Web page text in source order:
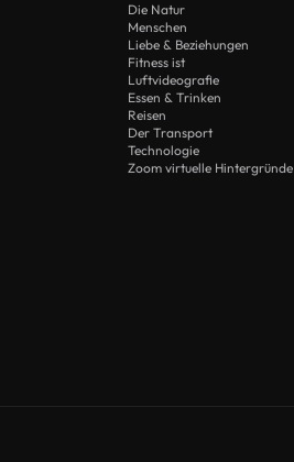
Die Natur
Menschen
Liebe & Beziehungen
Fitness ist
Luftvideografie
Essen & Trinken
Reisen
Der Transport
Technologie
Zoom virtuelle Hintergründe